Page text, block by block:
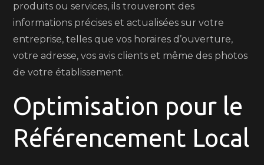
produits ou services, ils trouveront des
informations précises et actualisées sur votre
entreprise, telles que vos horaires d’ouverture,
votre adresse, vos avis clients et même des photos
de votre établissement.
Optimisation pour le
Référencement Local